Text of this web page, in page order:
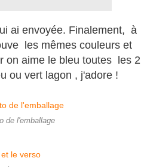
ai envoyée. Finalement, à
les mêmes couleurs et
on aime le bleu toutes les 2
ou vert lagon , j'adore !
de l'emballage